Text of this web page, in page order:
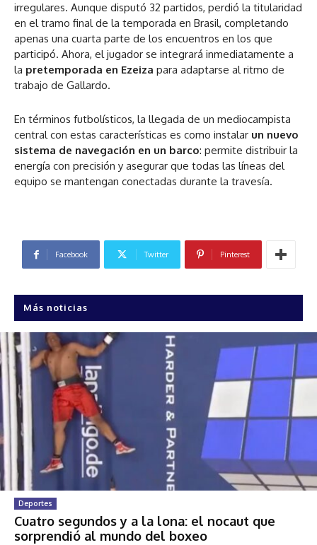
irregulares. Aunque disputó 32 partidos, perdió la titularidad
en el tramo final de la temporada en Brasil, completando
apenas una cuarta parte de los encuentros en los que
participó. Ahora, el jugador se integrará inmediatamente a
la pretemporada en Ezeiza para adaptarse al ritmo de
trabajo de Gallardo.
En términos futbolísticos, la llegada de un mediocampista
central con estas características es como instalar un nuevo
sistema de navegación en un barco: permite distribuir la
energía con precisión y asegurar que todas las líneas del
equipo se mantengan conectadas durante la travesía.
Facebook Twitter Pinterest
Más noticias
Deportes
Cuatro segundos y a la lona: el nocaut que
sorprendió al mundo del boxeo